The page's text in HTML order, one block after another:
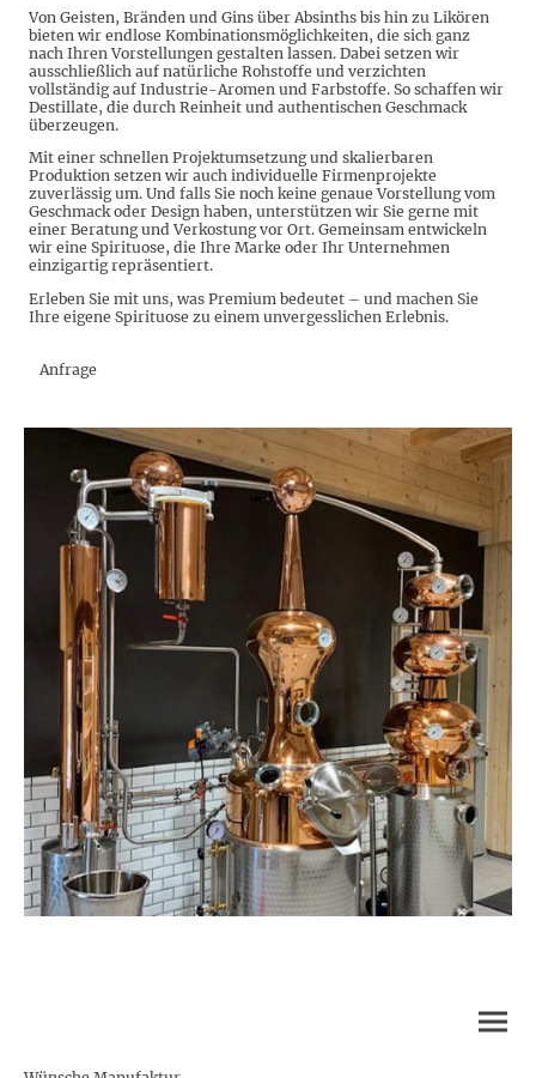
Von Geisten, Bränden und Gins über Absinths bis hin zu Likören
bieten wir endlose Kombinationsmöglichkeiten, die sich ganz
nach Ihren Vorstellungen gestalten lassen. Dabei setzen wir
ausschließlich auf natürliche Rohstoffe und verzichten
vollständig auf Industrie-Aromen und Farbstoffe. So schaffen wir
Destillate, die durch Reinheit und authentischen Geschmack
überzeugen.
Mit einer schnellen Projektumsetzung und skalierbaren
Produktion setzen wir auch individuelle Firmenprojekte
zuverlässig um. Und falls Sie noch keine genaue Vorstellung vom
Geschmack oder Design haben, unterstützen wir Sie gerne mit
einer Beratung und Verkostung vor Ort. Gemeinsam entwickeln
wir eine Spirituose, die Ihre Marke oder Ihr Unternehmen
einzigartig repräsentiert.
Erleben Sie mit uns, was Premium bedeutet – und machen Sie
Ihre eigene Spirituose zu einem unvergesslichen Erlebnis.
Anfrage